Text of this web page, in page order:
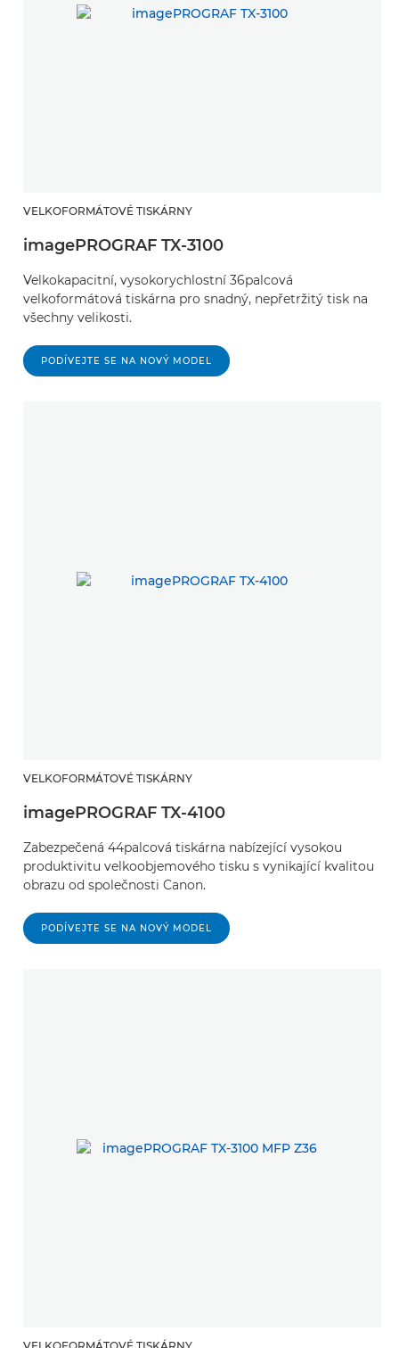
VELKOFORMÁTOVÉ TISKÁRNY
imagePROGRAF TX-3100
Velkokapacitní, vysokorychlostní 36palcová
velkoformátová tiskárna pro snadný, nepřetržitý tisk na
všechny velikosti.
PODÍVEJTE SE NA NOVÝ MODEL
VELKOFORMÁTOVÉ TISKÁRNY
imagePROGRAF TX-4100
Zabezpečená 44palcová tiskárna nabízející vysokou
produktivitu velkoobjemového tisku s vynikající kvalitou
obrazu od společnosti Canon.
PODÍVEJTE SE NA NOVÝ MODEL